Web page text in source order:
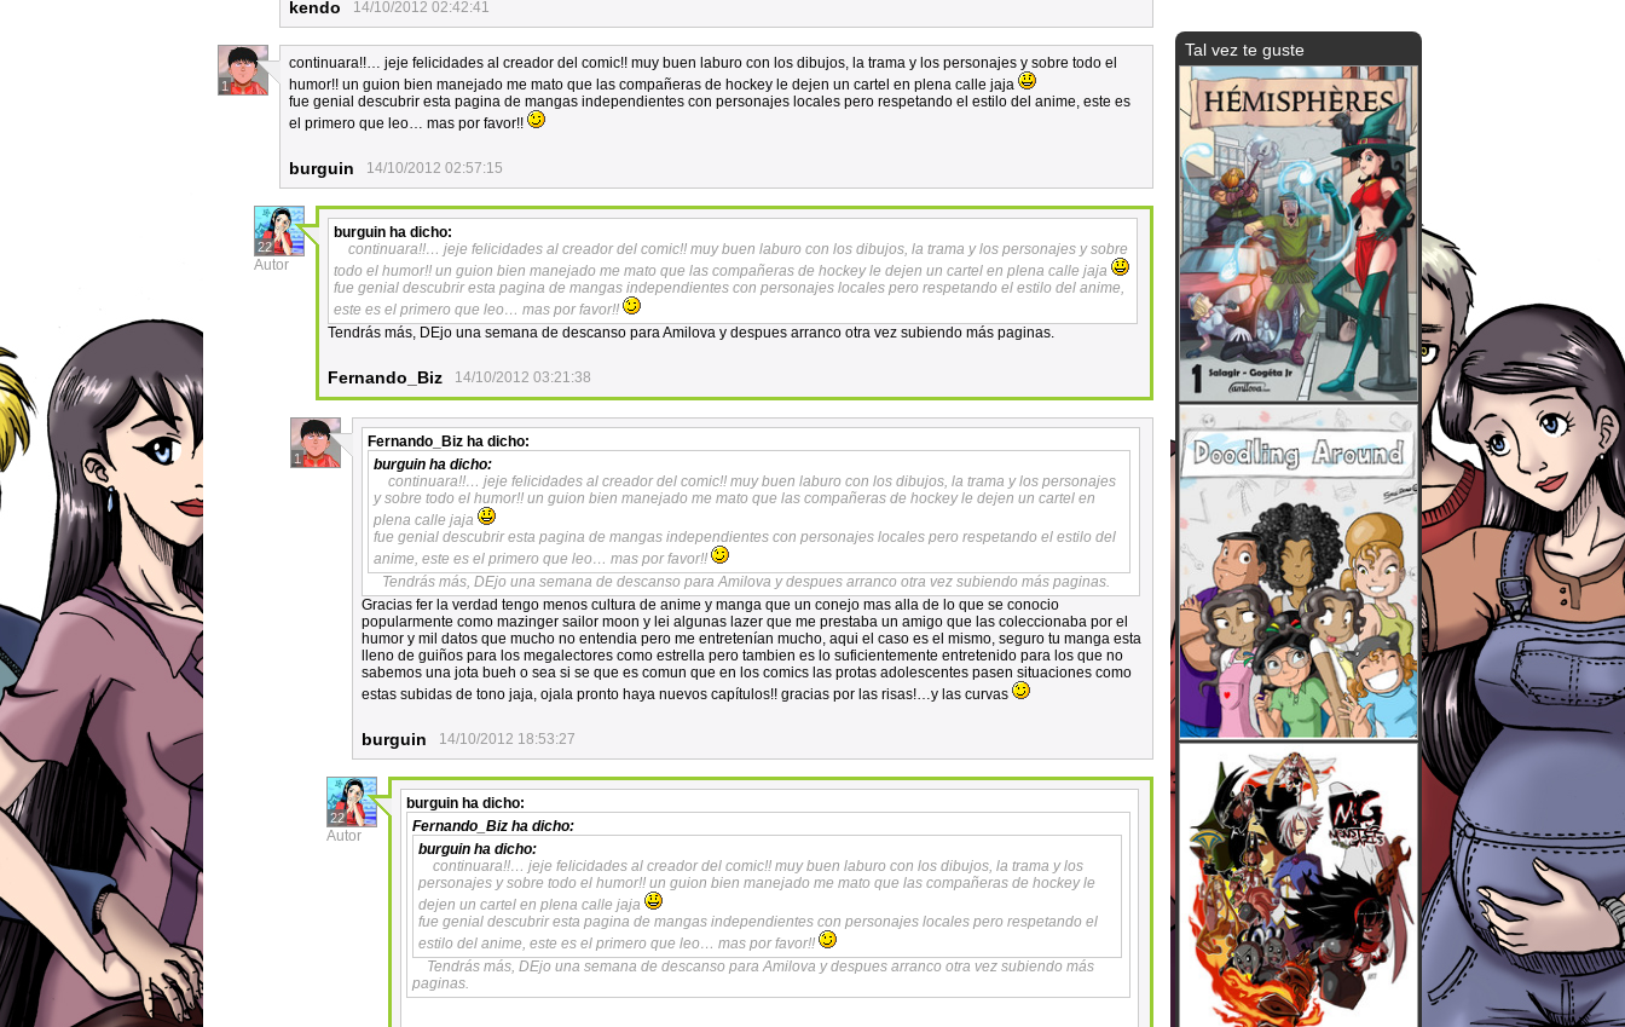
kendo 14/10/2012 02:42:41
1
continuara!!… jeje felicidades al creador del comic!! muy buen laburo con los dibujos, la trama y los personajes y sobre todo el
humor!! un guion bien manejado me mato que las compañeras de hockey le dejen un cartel en plena calle jaja
fue genial descubrir esta pagina de mangas independientes con personajes locales pero respetando el estilo del anime, este es
el primero que leo… mas por favor!!
burguin 14/10/2012 02:57:15
22
Autor
burguin ha dicho:
continuara!!… jeje felicidades al creador del comic!! muy buen laburo con los dibujos, la trama y los personajes y sobre
todo el humor!! un guion bien manejado me mato que las compañeras de hockey le dejen un cartel en plena calle jaja
fue genial descubrir esta pagina de mangas independientes con personajes locales pero respetando el estilo del anime,
este es el primero que leo… mas por favor!!
Tendrás más, DEjo una semana de descanso para Amilova y despues arranco otra vez subiendo más paginas.
Fernando_Biz 14/10/2012 03:21:38
1
Fernando_Biz ha dicho:
burguin ha dicho:
continuara!!… jeje felicidades al creador del comic!! muy buen laburo con los dibujos, la trama y los personajes
y sobre todo el humor!! un guion bien manejado me mato que las compañeras de hockey le dejen un cartel en
plena calle jaja
fue genial descubrir esta pagina de mangas independientes con personajes locales pero respetando el estilo del
anime, este es el primero que leo… mas por favor!!
Tendrás más, DEjo una semana de descanso para Amilova y despues arranco otra vez subiendo más paginas.
Gracias fer la verdad tengo menos cultura de anime y manga que un conejo mas alla de lo que se conocio
popularmente como mazinger sailor moon y lei algunas lazer que me prestaba un amigo que las coleccionaba por el
humor y mil datos que mucho no entendia pero me entretenían mucho, aqui el caso es el mismo, seguro tu manga esta
lleno de guiños para los megalectores como estrella pero tambien es lo suficientemente entretenido para los que no
sabemos una jota bueh o sea si se que es comun que en los comics las protas adolescentes pasen situaciones como
estas subidas de tono jaja, ojala pronto haya nuevos capítulos!! gracias por las risas!…y las curvas
burguin 14/10/2012 18:53:27
22
Autor
burguin ha dicho:
Fernando_Biz ha dicho:
burguin ha dicho:
continuara!!… jeje felicidades al creador del comic!! muy buen laburo con los dibujos, la trama y los
personajes y sobre todo el humor!! un guion bien manejado me mato que las compañeras de hockey le
dejen un cartel en plena calle jaja
fue genial descubrir esta pagina de mangas independientes con personajes locales pero respetando el
estilo del anime, este es el primero que leo… mas por favor!!
Tendrás más, DEjo una semana de descanso para Amilova y despues arranco otra vez subiendo más
paginas.
Tal vez te guste